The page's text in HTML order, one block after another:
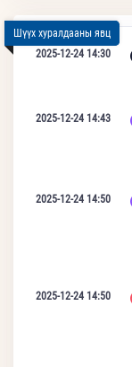
Шүүх хуралдааны явц
2025-12-24 14:30
2025-12-24 14:43
2025-12-24 14:50
2025-12-24 14:50